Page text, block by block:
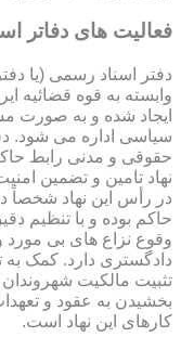
فعالیت های دفاتر
دفتر اسناد رسمی (یا
وابسته به قوه قضائیه
ایجاد شده و به صورت
سیاسی اداره می شود.
حقوقی و مدنی رابط
نهاد تامین و تضمین
در رأس این نهاد شخصاً
حاکم بوده و با تنظیم
وقوع نزاع های بی
دادگستری دارد. کمک
تثبیت مالکیت
بخشیدن به عقود و
کارهای این نهاد است.